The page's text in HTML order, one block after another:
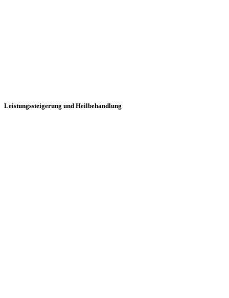
Leistungssteigerung und Heilbehandlung